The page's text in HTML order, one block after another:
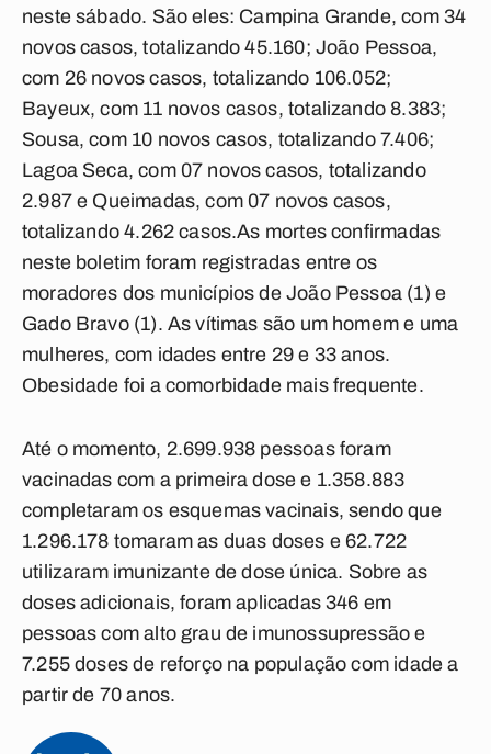
neste sábado. São eles: Campina Grande, com 34
novos casos, totalizando 45.160; João Pessoa,
com 26 novos casos, totalizando 106.052;
Bayeux, com 11 novos casos, totalizando 8.383;
Sousa, com 10 novos casos, totalizando 7.406;
Lagoa Seca, com 07 novos casos, totalizando
2.987 e Queimadas, com 07 novos casos,
totalizando 4.262 casos.As mortes confirmadas
neste boletim foram registradas entre os
moradores dos municípios de João Pessoa (1) e
Gado Bravo (1). As vítimas são um homem e uma
mulheres, com idades entre 29 e 33 anos.
Obesidade foi a comorbidade mais frequente.
Até o momento, 2.699.938 pessoas foram
vacinadas com a primeira dose e 1.358.883
completaram os esquemas vacinais, sendo que
1.296.178 tomaram as duas doses e 62.722
utilizaram imunizante de dose única. Sobre as
doses adicionais, foram aplicadas 346 em
pessoas com alto grau de imunossupressão e
7.255 doses de reforço na população com idade a
partir de 70 anos.